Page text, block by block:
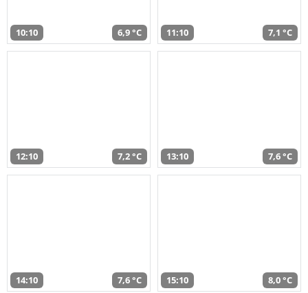
10:10 6,9 °C 11:10 7,1 °C
12:10 7,2 °C 13:10 7,6 °C
14:10 7,6 °C 15:10 8,0 °C